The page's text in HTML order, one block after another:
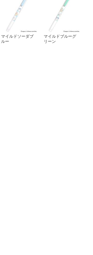
マイルドソーダブ
ルー
マイルドブルーグ
リーン